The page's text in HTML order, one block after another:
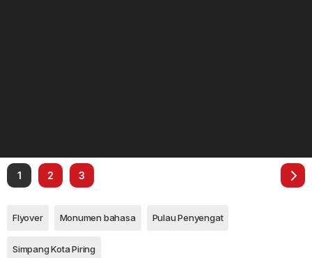
1 2 3
Flyover Monumen bahasa Pulau Penyengat
Simpang Kota Piring